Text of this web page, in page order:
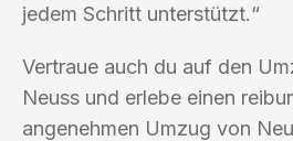
jedem Schritt unterstützt.“
Vertraue auch du auf den
Neuss und erlebe einen
angenehmen Umzug von